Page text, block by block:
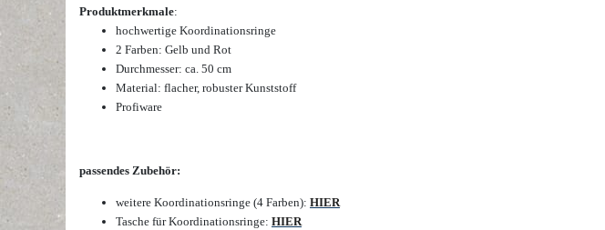
Produktmerkmale:
hochwertige Koordinationsringe
2 Farben: Gelb und Rot
Durchmesser: ca. 50 cm
Material: flacher, robuster Kunststoff
Profiware
passendes Zubehör:
weitere Koordinationsringe (4 Farben): HIER
Tasche für Koordinationsringe: HIER